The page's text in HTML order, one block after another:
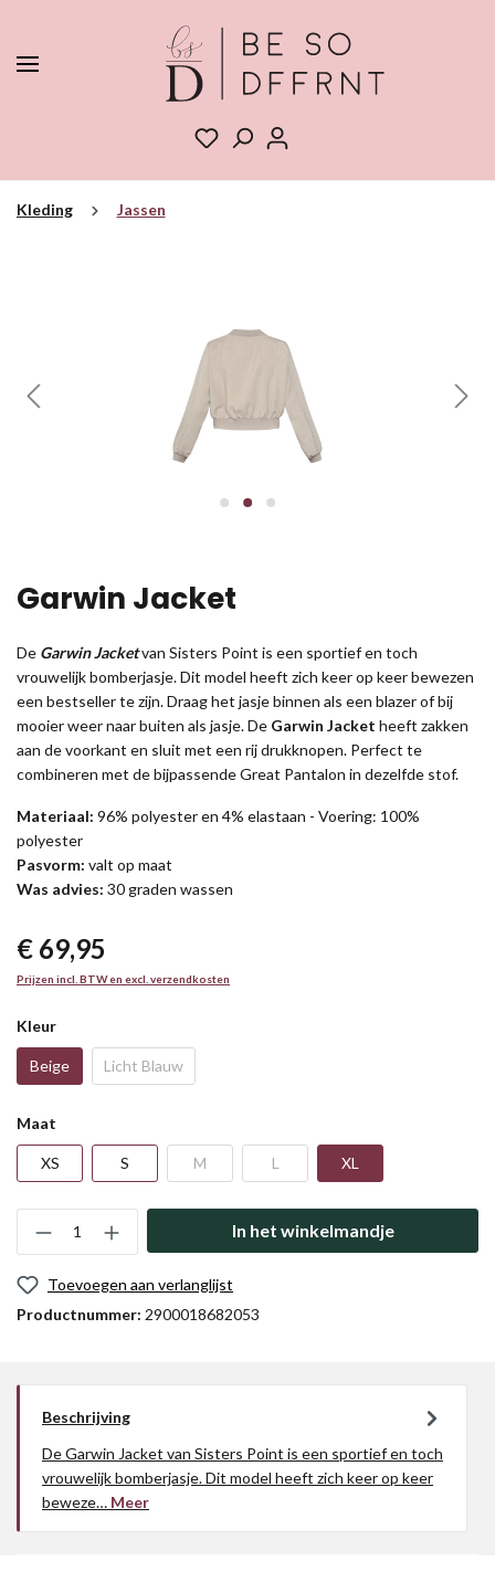
Kleding Jassen
Garwin Jacket
De Garwin Jacketvan Sisters Point is een sportief en toch
vrouwelijk bomberjasje. Dit model heeft zich keer op keer bewezen
een bestseller te zijn. Draag het jasje binnen als een blazer of bij
mooier weer naar buiten als jasje. De Garwin Jacket heeft zakken
aan de voorkant en sluit met een rij drukknopen. Perfect te
combineren met de bijpassende Great Pantalon in dezelfde stof.
Materiaal: 96% polyester en 4% elastaan - Voering: 100%
polyester
Pasvorm: valt op maat
Was advies: 30 graden wassen
€ 69,95
Prijzen incl. BTW en excl. verzendkosten
Kleur
Beige Licht Blauw
Maat
XS S M L XL
In het winkelmandje
Toevoegen aan verlanglijst
Productnummer: 2900018682053
Beschrijving
De Garwin Jacket van Sisters Point is een sportief en toch
vrouwelijk bomberjasje. Dit model heeft zich keer op keer
beweze… Meer